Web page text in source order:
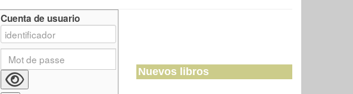
Cuenta de usuario
Nuevos libros